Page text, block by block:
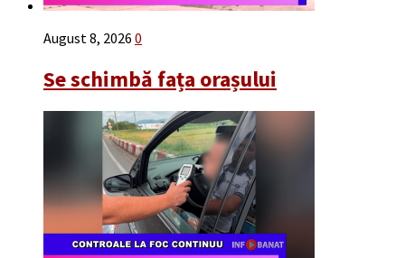
August 8, 2026 0
Se schimbă fața orașului